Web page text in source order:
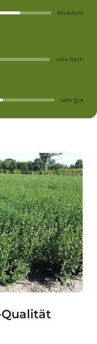
blickdicht
sehr hoch
sehr gut